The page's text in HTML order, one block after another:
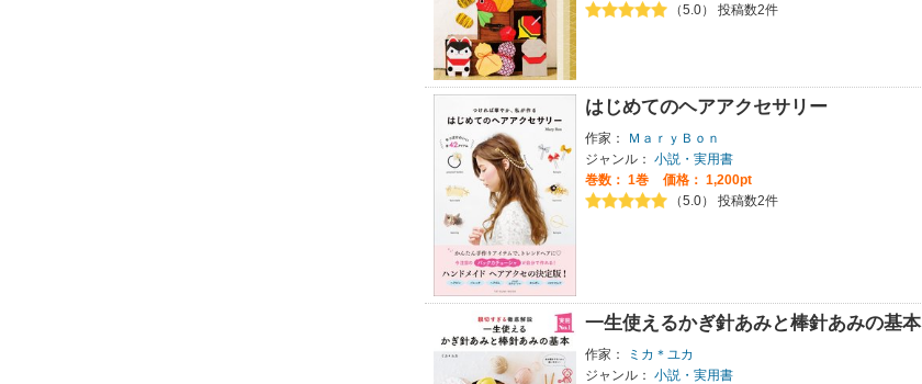
（5.0） 投稿数2件
はじめてのヘアアクセサリー
作家：
ＭａｒｙＢｏｎ
ジャンル： 小説・実用書
巻数： 1巻
価格： 1,200pt
（5.0） 投稿数2件
一生使えるかぎ針あみと棒針あみの基本
作家：
ミカ＊ユカ
ジャンル： 小説・実用書